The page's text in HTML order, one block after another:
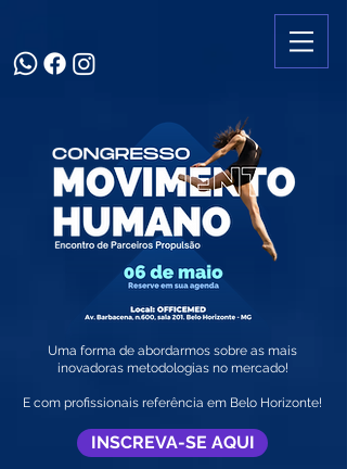
INSCREVA-SE AQUI
Uma forma de abordarmos sobre as mais
inovadoras metodologias no mercado!
E com profissionais referência em Belo Horizonte!